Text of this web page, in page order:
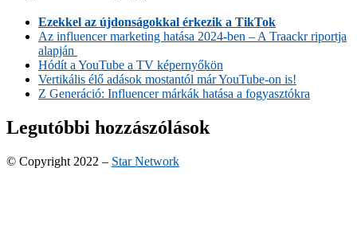
Ezekkel az újdonságokkal érkezik a TikTok
Az influencer marketing hatása 2024-ben – A Traackr riportja
alapján
Hódít a YouTube a TV képernyőkön
Vertikális élő adások mostantól már YouTube-on is!
Z Generáció: Influencer márkák hatása a fogyasztókra
Legutóbbi hozzászólások
© Copyright 2022 – Star Network